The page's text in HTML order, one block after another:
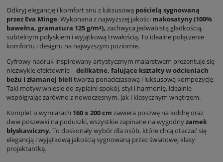
Odkryj elegancję i komfort snu z luksusową pościelą sygnowaną
przez Eva Minge. Wykonana z najwyższej jakości makosatyny (100%
bawełna, gramatura 125 g/m²), zachwyca jedwabistą gładkością,
subtelnym połyskiem i wyjątkową trwałością. To idealne połączenie
komfortu i designu na najwyższym poziomie.
Cyfrowy nadruk inspirowany artystycznym malarstwem prezentuje się
niezwykle efektownie – delikatne, falujące kształty w odcieniach
beżu i złamanej bieli tworzą ponadczasową i luksusową kompozycję.
Taki motyw wniesie do sypialni spokój, styl i harmonię, idealnie
współgrając zarówno z nowoczesnym, jak i klasycznym wnętrzem.
Komplet o wymiarach 160 x 200 cm zawiera poszwę na kołdrę oraz
dwie poszewki na poduszki, wszystkie zapinane na wygodnyzamek
błyskawiczny. To doskonały wybór dla osób, które chcą otaczać się
elegancją i wyjątkową jakością sygnowaną przez światowej klasy
projektantkę.